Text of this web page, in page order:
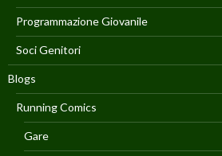
Programmazione Giovanile
Soci Genitori
Blogs
Running Comics
Gare